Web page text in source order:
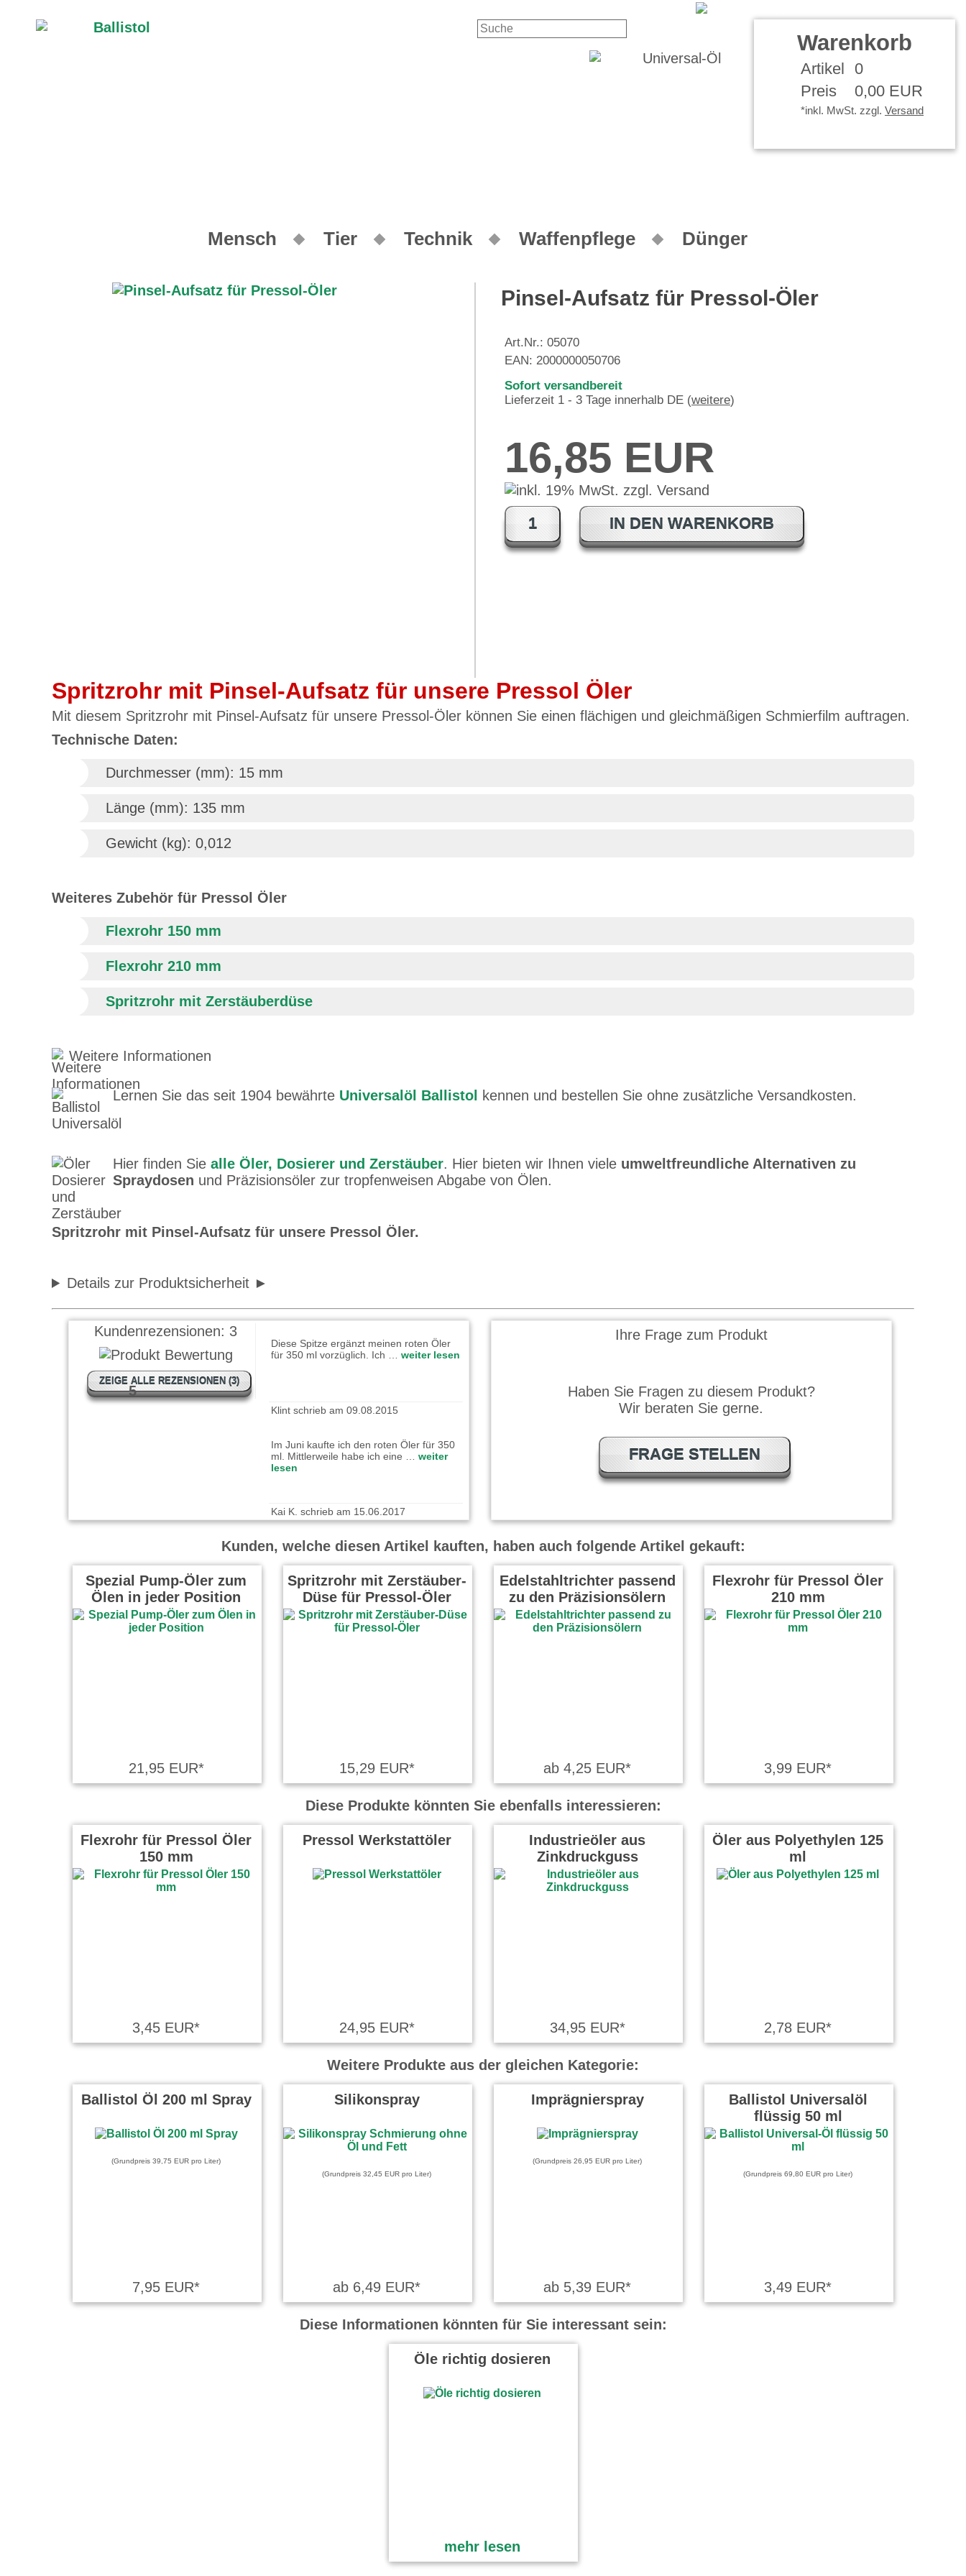
Warenkorb
Artikel
0
Preis
0,00 EUR
*inkl. MwSt. zzgl. Versand
Mensch Tier Technik Waffenpflege Dünger
Pinsel-Aufsatz für Pressol-Öler
Art.Nr.: 05070
EAN: 2000000050706
Sofort versandbereit
Lieferzeit 1 - 3 Tage innerhalb DE (weitere)
16,85 EUR
IN DEN WARENKORB
Spritzrohr mit Pinsel-Aufsatz für unsere Pressol Öler
Mit diesem Spritzrohr mit Pinsel-Aufsatz für unsere Pressol-Öler können Sie einen flächigen und gleichmäßigen Schmierfilm auftragen.
Technische Daten:
Durchmesser (mm): 15 mm
Länge (mm): 135 mm
Gewicht (kg): 0,012
Weiteres Zubehör für Pressol Öler
Flexrohr 150 mm
Flexrohr 210 mm
Spritzrohr mit Zerstäuberdüse
Weitere Informationen
Lernen Sie das seit 1904 bewährte Universalöl Ballistol kennen und bestellen Sie ohne zusätzliche Versandkosten.
Hier finden Sie alle Öler, Dosierer und Zerstäuber. Hier bieten wir Ihnen viele umweltfreundliche Alternativen zu
Spraydosen und Präzisionsöler zur tropfenweisen Abgabe von Ölen.
Spritzrohr mit Pinsel-Aufsatz für unsere Pressol Öler.
Details zur Produktsicherheit
Kundenrezensionen: 3
5
ZEIGE ALLE REZENSIONEN (3)
Kai K. schrieb am 15.06.2017
auch in den Ecken konservieren …
Diese Spitze ergänzt meinen roten Öler
lesen
Ein unverzichtbarer Helfer, wenn man
lesen
Ihre Frage zum Produkt
Haben Sie Fragen zu diesem Produkt?
Wir beraten Sie gerne.
FRAGE STELLEN
Kunden, welche diesen Artikel kauften, haben auch folgende Artikel gekauft:
Spezial Pump-Öler zum
Ölen in jeder Position
21,95 EUR*
Spritzrohr mit Zerstäuber-
Düse für Pressol-Öler
15,29 EUR*
Edelstahltrichter passend
zu den Präzisionsölern
ab 4,25 EUR*
Flexrohr für Pressol Öler
210 mm
3,99 EUR*
Diese Produkte könnten Sie ebenfalls interessieren:
Flexrohr für Pressol Öler
150 mm
3,45 EUR*
Pressol Werkstattöler
24,95 EUR*
Industrieöler aus
Zinkdruckguss
34,95 EUR*
Öler aus Polyethylen 125
ml
2,78 EUR*
Weitere Produkte aus der gleichen Kategorie:
Ballistol Öl 200 ml Spray
(Grundpreis 39,75 EUR pro Liter)
7,95 EUR*
Silikonspray
(Grundpreis 32,45 EUR pro Liter)
ab 6,49 EUR*
Imprägnierspray
(Grundpreis 26,95 EUR pro Liter)
ab 5,39 EUR*
Ballistol Universalöl
flüssig 50 ml
(Grundpreis 69,80 EUR pro Liter)
3,49 EUR*
Diese Informationen könnten für Sie interessant sein:
Öle richtig dosieren
mehr lesen